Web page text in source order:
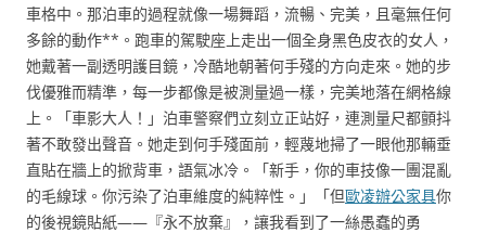
車格中。那泊車的過程就像一場舞蹈，流暢、完美，且毫無任何
多餘的動作**。跑車的駕駛座上走出一個全身黑色皮衣的女人，
她戴著一副透明護目鏡，冷酷地朝著何手殘的方向走來。她的步
伐優雅而精準，每一步都像是被測量過一樣，完美地落在網格線
上。「車影大人！」泊車警察們立刻立正站好，連測量尺都顫抖
著不敢發出聲音。她走到何手殘面前，輕蔑地掃了一眼他那輛垂
直貼在牆上的掀背車，語氣冰冷。「新手，你的車技像一團混亂
的毛線球。你污染了泊車維度的純粹性。」「但歐凌辦公家具你
的後視鏡貼紙——『永不放棄』，讓我看到了一絲愚蠢的勇